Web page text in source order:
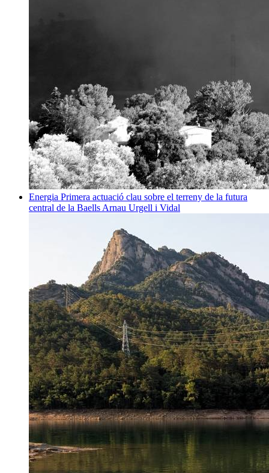
Energia Primera actuació clau sobre el terreny de la futura
central de la Baells Arnau Urgell i Vidal